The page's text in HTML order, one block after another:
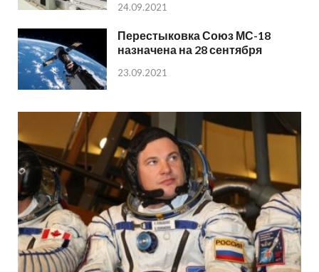
24.09.2021
Перестыковка Союз МС-18
назначена на 28 сентября
23.09.2021